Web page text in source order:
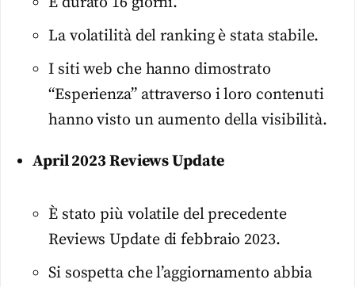
La volatilità del ranking è stata stabile.
I siti web che hanno dimostrato
“Esperienza” attraverso i loro contenuti
hanno visto un aumento della visibilità.
April 2023 Reviews Update
È stato più volatile del precedente
Reviews Update di febbraio 2023.
Si sospetta che l’aggiornamento abbia